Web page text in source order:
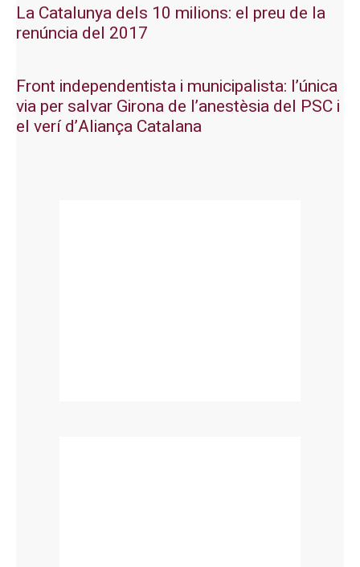
La Catalunya dels 10 milions: el preu de la
renúncia del 2017
Front independentista i municipalista: l’única
via per salvar Girona de l’anestèsia del PSC i
el verí d’Aliança Catalana